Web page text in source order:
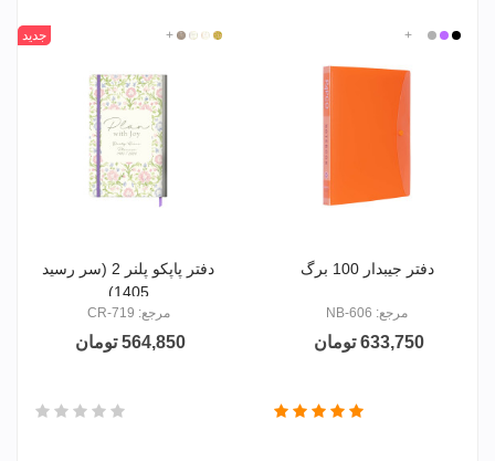
مشکی
بنفشنقره سفید
+
دفتر جیبدار 100 برگ
مرجع: NB-606
633,750 تومان
CR-
CR-
CR-
CR-
+ جدید
دفتر پاپکو پلنر 2 (سر رسید
1405)
مرجع: CR-719
564,850 تومان